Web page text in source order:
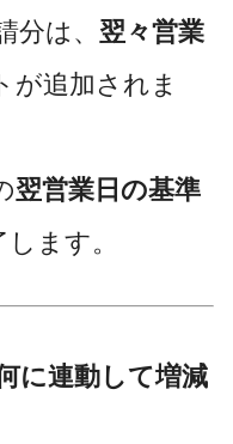
分は、 翌々営業
が追加されま
翌営業日の基準
ます。
に連動して増減